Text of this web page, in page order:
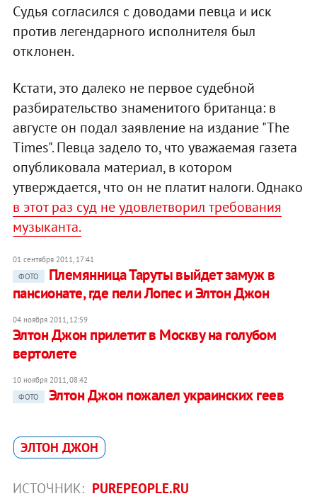
Судья согласился с доводами певца и иск
против легендарного исполнителя был
отклонен.
Кстати, это далеко не первое судебной
разбирательство знаменитого британца: в
августе он подал заявление на издание "The
Times". Певца задело то, что уважаемая газета
опубликовала материал, в котором
утверждается, что он не платит налоги. Однако
в этот раз суд не удовлетворил требования
музыканта.
01 сентября 2011, 17:41
ФОТО
Племянница Таруты выйдет замуж в
пансионате, где пели Лопес и Элтон Джон
04 ноября 2011, 12:59
Элтон Джон прилетит в Москву на голубом
вертолете
10 ноября 2011, 08:42
ФОТО
Элтон Джон пожалел украинских геев
ЭЛТОН ДЖОН
ИСТОЧНИК: PUREPEOPLE.RU